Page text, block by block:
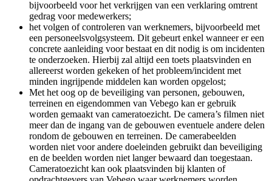
bijvoorbeeld voor het verkrijgen van een verklaring omtrent
gedrag voor medewerkers;
het volgen of controleren van werknemers, bijvoorbeeld met
een personeelsvolgsysteem. Dit gebeurt enkel wanneer er een
concrete aanleiding voor bestaat en dit nodig is om incidenten
te onderzoeken. Hierbij zal altijd een toets plaatsvinden en
allereerst worden gekeken of het probleem/incident met
minden ingrijpende middelen kan worden opgelost;
Met het oog op de beveiliging van personen, gebouwen,
terreinen en eigendommen van Vebego kan er gebruik
worden gemaakt van cameratoezicht. De camera’s filmen niet
meer dan de ingang van de gebouwen eventuele andere delen
rondom de gebouwen en terreinen. De camerabeelden
worden niet voor andere doeleinden gebruikt dan beveiliging
en de beelden worden niet langer bewaard dan toegestaan.
Cameratoezicht kan ook plaatsvinden bij klanten of